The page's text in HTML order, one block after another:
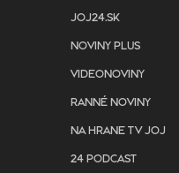
JOJ24.SK
NOVINY PLUS
VIDEONOVINY
RANNÉ NOVINY
NA HRANE TV JOJ
24 PODCAST